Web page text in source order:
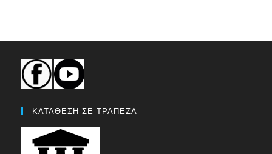
ΚΑΤΑΘΕΣΗ ΣΕ ΤΡΑΠΕΖΑ